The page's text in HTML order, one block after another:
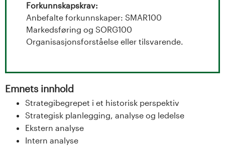
l
d
n
g
Forkunnskapskrav
Anbefalte forkunnskaper: SMAR100
Markedsføring og SORG100
Organisasjonsforståelse eller tilsvarende.
Emnets innhold
Strategibegrepet i et historisk perspektiv
Strategisk planlegging, analyse og ledelse
Ekstern analyse
Intern analyse